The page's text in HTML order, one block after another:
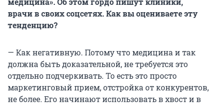
врачи в своих соцсетях. Как вы оцениваете эту
тенденцию?
— Как негативную. Потому что медицина и так
должна быть доказательной, не требуется это
отдельно подчеркивать. То есть это просто
маркетинговый прием, отстройка от конкурентов,
не более. Его начинают использовать в хвост и в